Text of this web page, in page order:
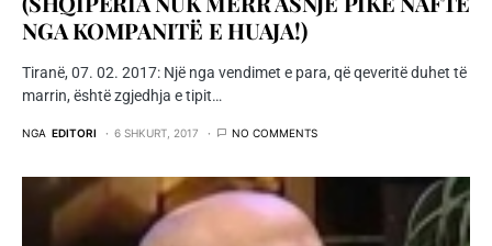
NGA KOMPANITË E HUAJA!)
Tiranë, 07. 02. 2017: Një nga vendimet e para, që qeveritë duhet të
marrin, është zgjedhja e tipit…
NGA EDITORI 6 SHKURT, 2017 NO COMMENTS